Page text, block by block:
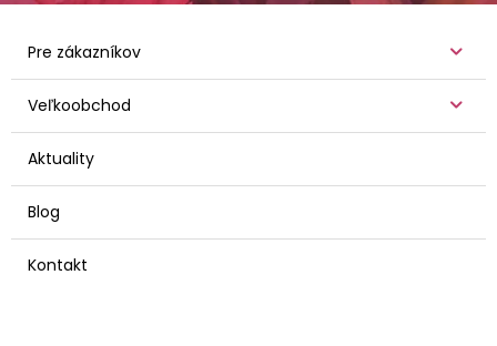
Pre zákazníkov
Veľkoobchod
Aktuality
Blog
Kontakt